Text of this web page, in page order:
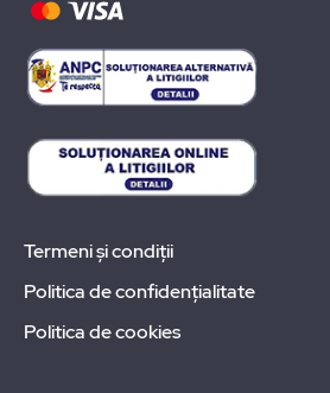
Termeni și condiții
Politica de confidențialitate
Politica de cookies